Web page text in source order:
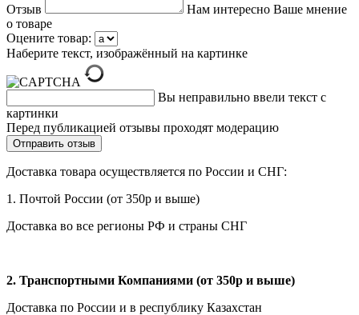
Отзыв
Нам интересно Ваше мнение
о товаре
Оцените товар:
Наберите текст, изображённый на картинке
Вы неправильно ввели текст с
картинки
Перед публикацией отзывы проходят модерацию
Доставка товара осуществляется по России и СНГ:
1. Почтой России (от 350р и выше)
Доставка во все регионы РФ и страны СНГ
2. Транспортными Компаниями (от 350р и выше)
Доставка по России и в республику Казахстан